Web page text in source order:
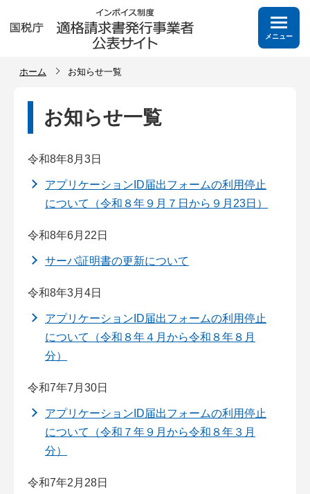
メニュー
ホーム お知らせ一覧
お知らせ一覧
令和8年8月3日
アプリケーションID届出フォームの利用停止
について（令和８年９月７日から９月23日）
令和8年6月22日
サーバ証明書の更新について
令和8年3月4日
アプリケーションID届出フォームの利用停止
について（令和８年４月から令和８年８月
分）
令和7年7月30日
アプリケーションID届出フォームの利用停止
について（令和７年９月から令和８年３月
分）
令和7年2月28日